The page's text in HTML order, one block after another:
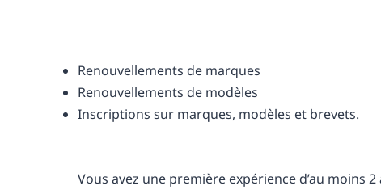
Renouvellements de marques
Renouvellements de modèles
Inscriptions sur marques, modèles et brevets.
Vous avez une première expérience d’au moins